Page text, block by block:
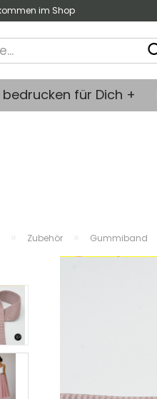
im Shop
bedrucken für Dich +
Zubehör Gummiband